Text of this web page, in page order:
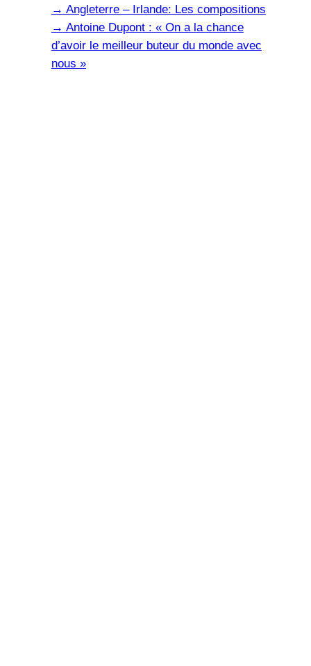
→ Angleterre – Irlande: Les compositions
→ Antoine Dupont : « On a la chance
d’avoir le meilleur buteur du monde avec
nous »